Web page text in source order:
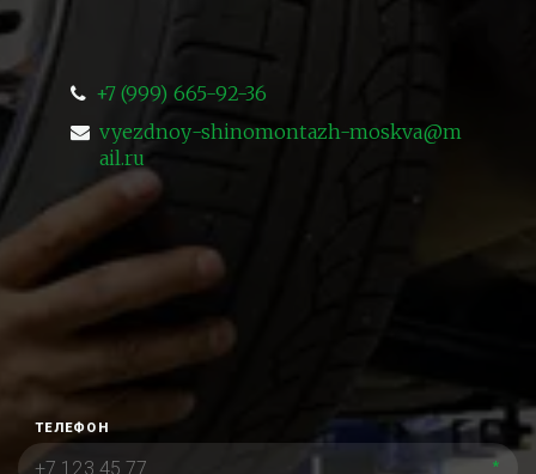
+7 (999) 665-92-36
vyezdnoy-shinomontazh-moskva@m
ail.ru
ТЕЛЕФОН
*